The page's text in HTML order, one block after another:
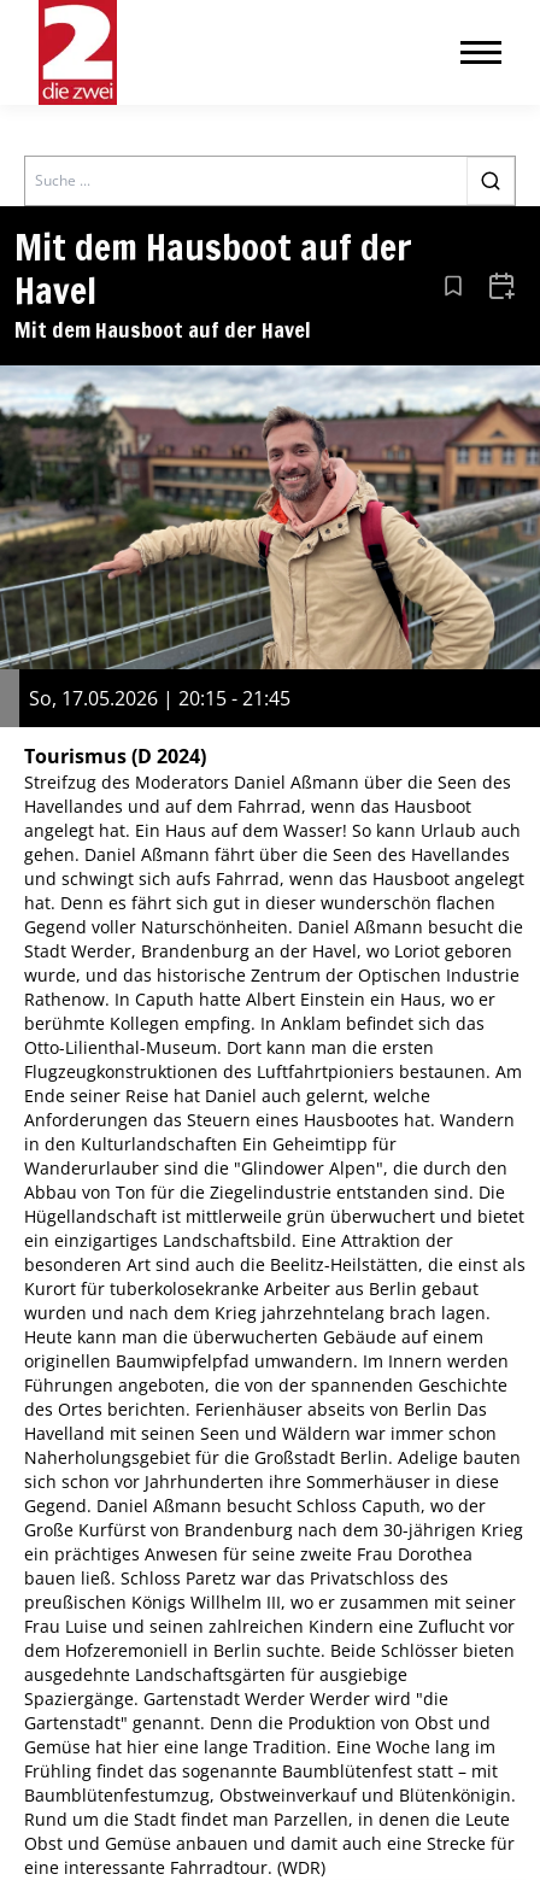
Search
Mit dem Hausboot auf der
Havel
Mit dem Hausboot auf der Havel
Aus den
So, 17.05.2026 | 20:15 - 21:45
Tourismus(D 2024)
Streifzug des Moderators Daniel Aßmann über die Seen des
Havellandes und auf dem Fahrrad, wenn das Hausboot
angelegt hat. Ein Haus auf dem Wasser! So kann Urlaub auch
gehen. Daniel Aßmann fährt über die Seen des Havellandes
und schwingt sich aufs Fahrrad, wenn das Hausboot angelegt
hat. Denn es fährt sich gut in dieser wunderschön flachen
Gegend voller Naturschönheiten. Daniel Aßmann besucht die
Stadt Werder, Brandenburg an der Havel, wo Loriot geboren
wurde, und das historische Zentrum der Optischen Industrie
Rathenow. In Caputh hatte Albert Einstein ein Haus, wo er
berühmte Kollegen empfing. In Anklam befindet sich das
Otto-Lilienthal-Museum. Dort kann man die ersten
Flugzeugkonstruktionen des Luftfahrtpioniers bestaunen. Am
Ende seiner Reise hat Daniel auch gelernt, welche
Anforderungen das Steuern eines Hausbootes hat. Wandern
in den Kulturlandschaften Ein Geheimtipp für
Wanderurlauber sind die "Glindower Alpen", die durch den
Abbau von Ton für die Ziegelindustrie entstanden sind. Die
Hügellandschaft ist mittlerweile grün überwuchert und bietet
ein einzigartiges Landschaftsbild. Eine Attraktion der
besonderen Art sind auch die Beelitz-Heilstätten, die einst als
Kurort für tuberkolosekranke Arbeiter aus Berlin gebaut
wurden und nach dem Krieg jahrzehntelang brach lagen.
Heute kann man die überwucherten Gebäude auf einem
originellen Baumwipfelpfad umwandern. Im Innern werden
Führungen angeboten, die von der spannenden Geschichte
des Ortes berichten. Ferienhäuser abseits von Berlin Das
Havelland mit seinen Seen und Wäldern war immer schon
Naherholungsgebiet für die Großstadt Berlin. Adelige bauten
sich schon vor Jahrhunderten ihre Sommerhäuser in diese
Gegend. Daniel Aßmann besucht Schloss Caputh, wo der
Große Kurfürst von Brandenburg nach dem 30-jährigen Krieg
ein prächtiges Anwesen für seine zweite Frau Dorothea
bauen ließ. Schloss Paretz war das Privatschloss des
preußischen Königs Willhelm III, wo er zusammen mit seiner
Frau Luise und seinen zahlreichen Kindern eine Zuflucht vor
dem Hofzeremoniell in Berlin suchte. Beide Schlösser bieten
ausgedehnte Landschaftsgärten für ausgiebige
Spaziergänge. Gartenstadt Werder Werder wird "die
Gartenstadt" genannt. Denn die Produktion von Obst und
Gemüse hat hier eine lange Tradition. Eine Woche lang im
Frühling findet das sogenannte Baumblütenfest statt – mit
Baumblütenfestumzug, Obstweinverkauf und Blütenkönigin.
Rund um die Stadt findet man Parzellen, in denen die Leute
Obst und Gemüse anbauen und damit auch eine Strecke für
eine interessante Fahrradtour. (WDR)